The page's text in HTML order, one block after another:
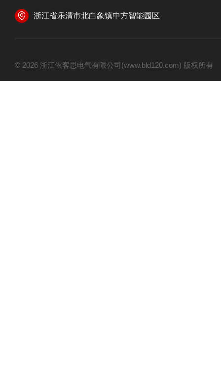
浙江省乐清市北白象镇中方智能园区
© 2026 浙江依客思电气有限公司(www.bld120.com) 版权所有